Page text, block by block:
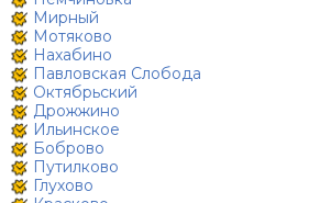
Мирный
Мотяково
Нахабино
Павловская Слобода
Октябрьский
Дрожжино
Ильинское
Боброво
Путилково
Глухово